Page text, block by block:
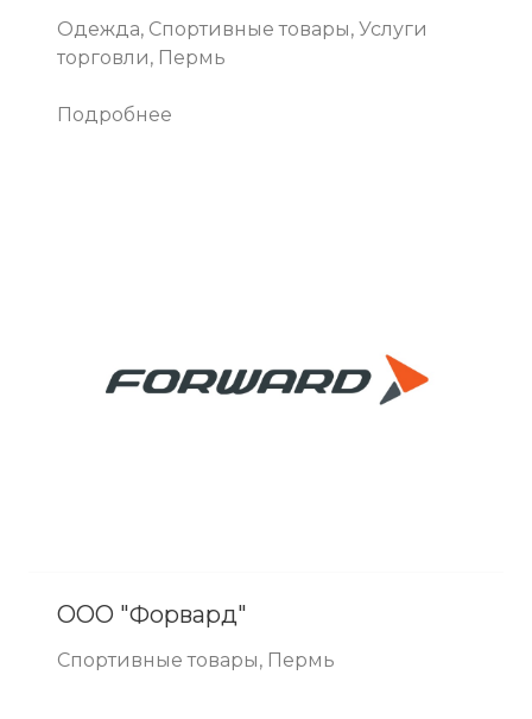
Одежда, Спортивные товары, Услуги
торговли, Пермь
Подробнее
ООО "Форвард"
Спортивные товары, Пермь